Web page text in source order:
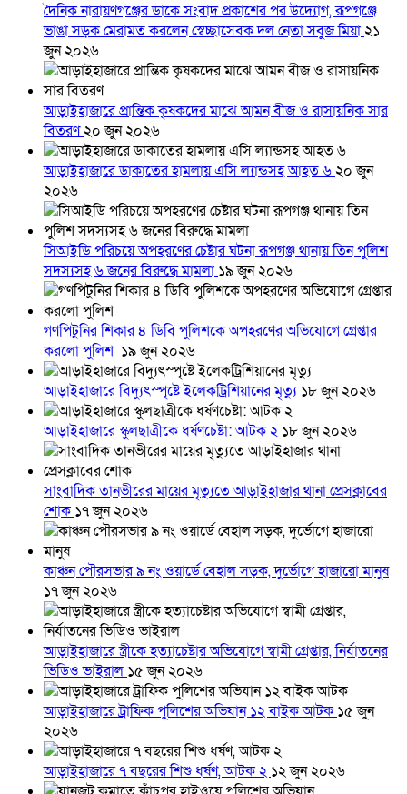
দৈনিক নারায়ণগঞ্জের ডাকে সংবাদ প্রকাশের পর উদ্যোগ, রূপগঞ্জে
ভাঙা সড়ক মেরামত করলেন স্বেচ্ছাসেবক দল নেতা সবুজ মিয়া২১
জুন ২০২৬
আড়াইহাজারে প্রান্তিক কৃষকদের মাঝে আমন বীজ ও রাসায়নিক সার
বিতরণ২০ জুন ২০২৬
আড়াইহাজারে ডাকাতের হামলায় এসি ল্যান্ডসহ আহত ৬২০ জুন
২০২৬
সিআইডি পরিচয়ে অপহরণের চেষ্টার ঘটনা রূপগঞ্জ থানায় তিন পুলিশ
সদস্যসহ ৬ জনের বিরুদ্ধে মামলা ১৯ জুন ২০২৬
গণপিটুনির শিকার ৪ ডিবি পুলিশকে অপহরণের অভিযোগে গ্রেপ্তার
করলো পুলিশ ১৯ জুন ২০২৬
আড়াইহাজারে বিদ্যুৎস্পৃষ্টে ইলেকট্রিশিয়ানের মৃত্যু১৮ জুন ২০২৬
আড়াইহাজারে স্কুলছাত্রীকে ধর্ষণচেষ্টা: আটক ২ ১৮ জুন ২০২৬
সাংবাদিক তানভীরের মায়ের মৃত্যুতে আড়াইহাজার থানা প্রেসক্লাবের
শোক ১৭ জুন ২০২৬
কাঞ্চন পৌরসভার ৯ নং ওয়ার্ডে বেহাল সড়ক, দুর্ভোগে হাজারো মানুষ
১৭ জুন ২০২৬
আড়াইহাজারে স্ত্রীকে হত্যাচেষ্টার অভিযোগে স্বামী গ্রেপ্তার, নির্যাতনের
ভিডিও ভাইরাল ১৫ জুন ২০২৬
আড়াইহাজারে ট্রাফিক পুলিশের অভিযান ১২ বাইক আটক ১৫ জুন
২০২৬
আড়াইহাজারে ৭ বছরের শিশু ধর্ষণ, আটক ২ ১২ জুন ২০২৬